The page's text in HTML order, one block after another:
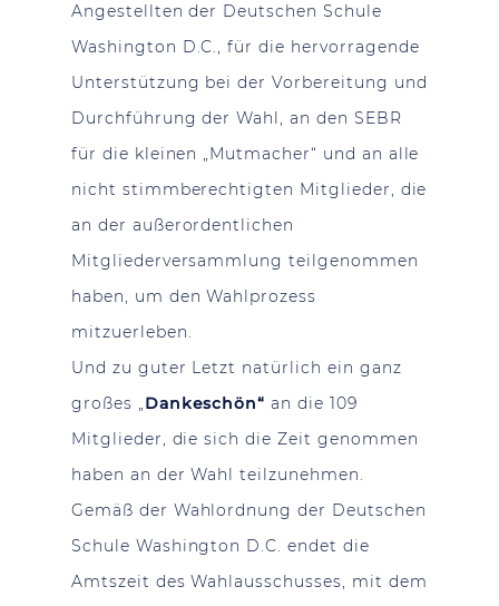
Angestellten der Deutschen Schule
Washington D.C., für die hervorragende
Unterstützung bei der Vorbereitung und
Durchführung der Wahl, an den SEBR
für die kleinen „Mutmacher“ und an alle
nicht stimmberechtigten Mitglieder, die
an der außerordentlichen
Mitgliederversammlung teilgenommen
haben, um den Wahlprozess
mitzuerleben.
Und zu guter Letzt natürlich ein ganz
großes „Dankeschön“ an die 109
Mitglieder, die sich die Zeit genommen
haben an der Wahl teilzunehmen.
Gemäß der Wahlordnung der Deutschen
Schule Washington D.C. endet die
Amtszeit des Wahlausschusses, mit dem